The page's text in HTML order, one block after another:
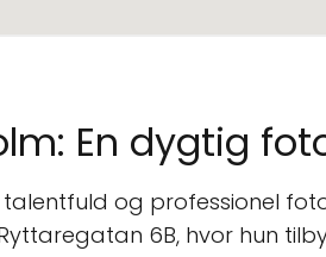
En dygtig
og professionel
6B, hvor hun